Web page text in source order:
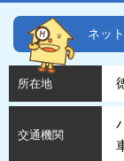
ネッ
所在地
交通機関